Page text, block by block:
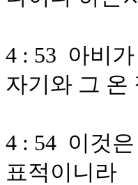
4 : 53 아비
자기와 그 온
4 : 54 이것
표적이니라